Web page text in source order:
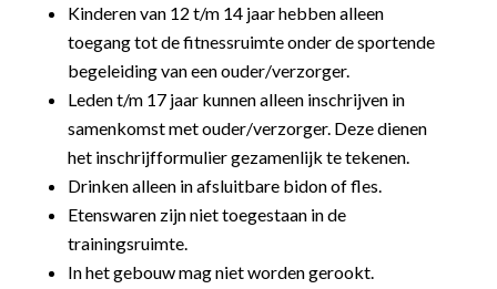
Kinderen van 12 t/m 14 jaar hebben alleen
toegang tot de fitnessruimte onder de sportende
begeleiding van een ouder/verzorger.
Leden t/m 17 jaar kunnen alleen inschrijven in
samenkomst met ouder/verzorger. Deze dienen
het inschrijfformulier gezamenlijk te tekenen.
Drinken alleen in afsluitbare bidon of fles.
Etenswaren zijn niet toegestaan in de
trainingsruimte.
In het gebouw mag niet worden gerookt.